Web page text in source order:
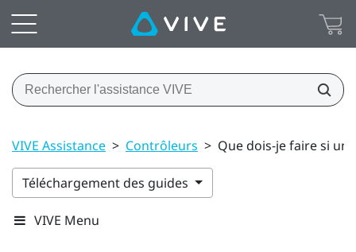
VIVE Assistance > Contrôleurs > Que dois-je faire si un
Téléchargement des guides
VIVE Menu